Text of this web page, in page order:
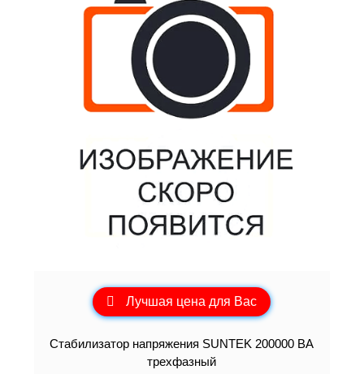
Лучшая цена для Вас
Стабилизатор напряжения SUNTEK 200000 ВА
трехфазный